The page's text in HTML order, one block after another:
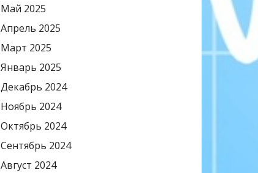
Май 2025
Апрель 2025
Март 2025
Январь 2025
Декабрь 2024
Ноябрь 2024
Октябрь 2024
Сентябрь 2024
Август 2024